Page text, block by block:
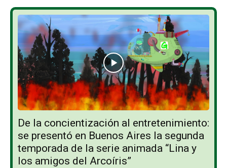
De la concientización al entretenimiento:
se presentó en Buenos Aires la segunda
temporada de la serie animada “Lina y
los amigos del Arcoíris”